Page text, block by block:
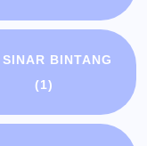
SINAR BINTANG
(1)